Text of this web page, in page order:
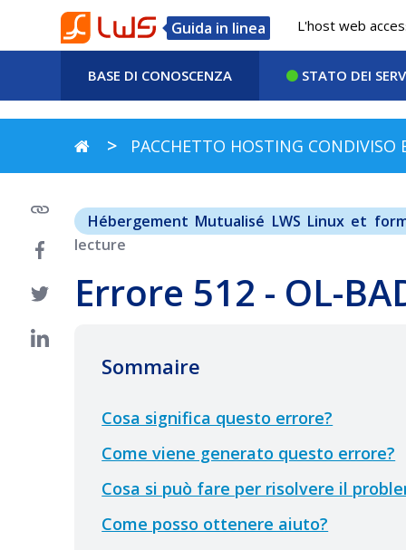
Guida in linea L'host web
BASE DI CONOSCENZA STATO DEI
PACCHETTO HOSTING
Hébergement Mutualisé LWS Linux et
lecture
Errore 512 - OL-
Sommaire
Cosa significa questo errore?
Come viene generato questo errore?
Cosa si può fare per risolvere il
Come posso ottenere aiuto?